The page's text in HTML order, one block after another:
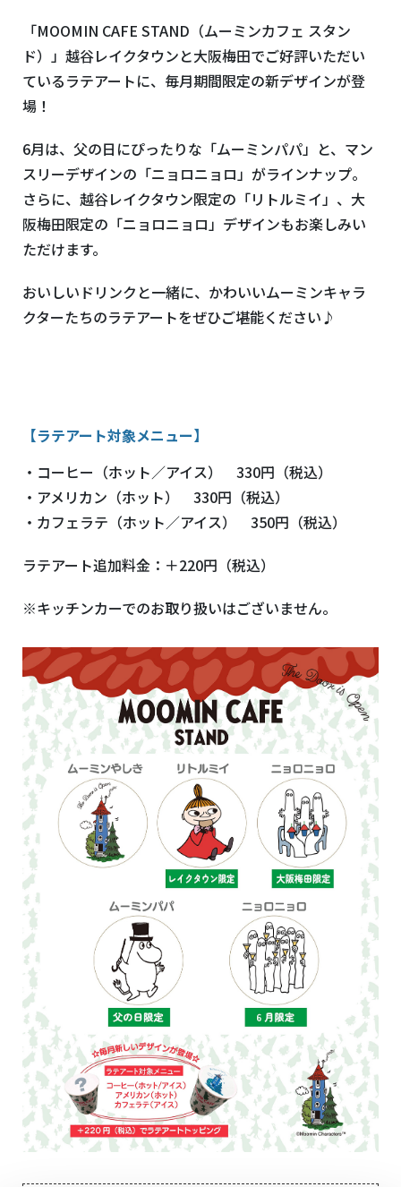
「MOOMIN CAFE STAND（ムーミンカフェ スタン
ド）」越谷レイクタウンと大阪梅田でご好評いただい
ているラテアートに、毎月期間限定の新デザインが登
場！
6月は、父の日にぴったりな「ムーミンパパ」と、マン
スリーデザインの「ニョロニョロ」がラインナップ。
さらに、越谷レイクタウン限定の「リトルミイ」、大
阪梅田限定の「ニョロニョロ」デザインもお楽しみい
ただけます。
おいしいドリンクと一緒に、かわいいムーミンキャラ
クターたちのラテアートをぜひご堪能ください♪
【ラテアート対象メニュー】
・コーヒー（ホット／アイス） 330円（税込）
・アメリカン（ホット） 330円（税込）
・カフェラテ（ホット／アイス） 350円（税込）
ラテアート追加料金：＋220円（税込）
※キッチンカーでのお取り扱いはございません。